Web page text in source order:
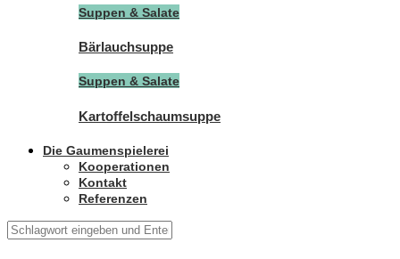
Suppen & Salate
Bärlauchsuppe
Suppen & Salate
Kartoffelschaumsuppe
Die Gaumenspielerei
Kooperationen
Kontakt
Referenzen